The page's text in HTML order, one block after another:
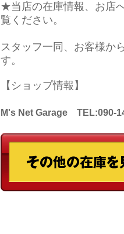
★当店の在庫情報、お店
覧ください。
スタッフ一同、お客様か
す。
【ショップ情報】
M's Net Garage TEL:090-